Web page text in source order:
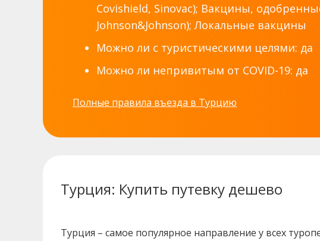
Covishield, Sinovac); Вакцины,
Johnson&Johnson); Локальные вакцины
Можно ли с туристическими целями: да
Можно ли непривитым от COVID-19: да
Полные правила въезда в Турцию
Турция: Купить путевку дешево
Турция – самое популярное направление у всех